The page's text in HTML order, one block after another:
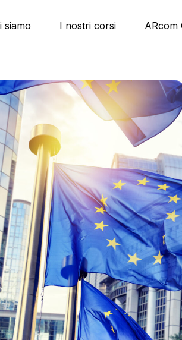
siamo I nostri corsi ARcom